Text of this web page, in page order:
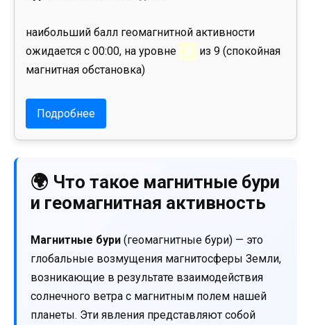
наибольший балл геомагнитной активности
ожидается с 00:00, на уровне
0
из 9 (спокойная
магнитная обстановка)
Подробнее
🌍 Что такое магнитные бури
и геомагнитная активность
Магнитные бури (геомагнитные бури) — это
глобальные возмущения магнитосферы Земли,
возникающие в результате взаимодействия
солнечного ветра с магнитным полем нашей
планеты. Эти явления представляют собой